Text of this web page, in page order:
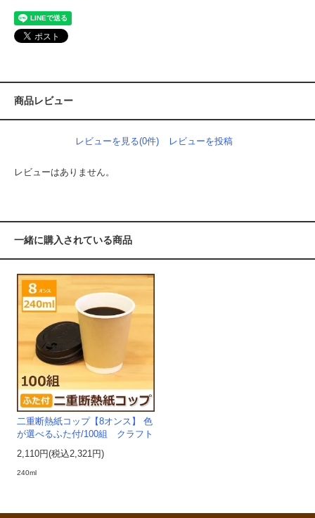
商品レビュー
レビューを見る(0件) レビューを投稿
レビューはありません。
一緒に購入されている商品
二重断熱紙コップ【8オンス】 色
が選べるふた付/100組 クラフト
2,110円(税込2,321円)
240ml